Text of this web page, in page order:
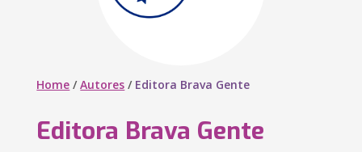
Home /Autores / Editora Brava Gente
Editora Brava Gente